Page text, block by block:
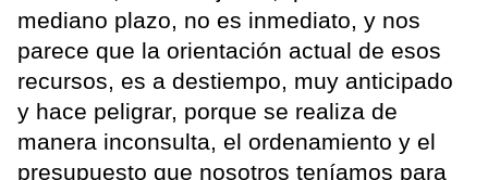
mediano plazo, no es inmediato, y nos
parece que la orientación actual de esos
recursos, es a destiempo, muy anticipado
y hace peligrar, porque se realiza de
manera inconsulta, el ordenamiento y el
presupuesto que nosotros teníamos para